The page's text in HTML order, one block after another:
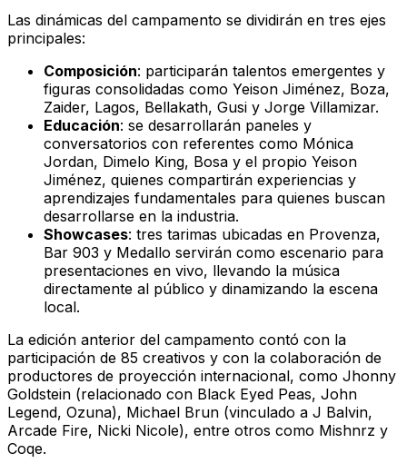
Las dinámicas del campamento se dividirán en tres ejes
principales:
Composición: participarán talentos emergentes y
figuras consolidadas como Yeison Jiménez, Boza,
Zaider, Lagos, Bellakath, Gusi y Jorge Villamizar.
Educación: se desarrollarán paneles y
conversatorios con referentes como Mónica
Jordan, Dimelo King, Bosa y el propio Yeison
Jiménez, quienes compartirán experiencias y
aprendizajes fundamentales para quienes buscan
desarrollarse en la industria.
Showcases: tres tarimas ubicadas en Provenza,
Bar 903 y Medallo servirán como escenario para
presentaciones en vivo, llevando la música
directamente al público y dinamizando la escena
local.
La edición anterior del campamento contó con la
participación de 85 creativos y con la colaboración de
productores de proyección internacional, como Jhonny
Goldstein (relacionado con Black Eyed Peas, John
Legend, Ozuna), Michael Brun (vinculado a J Balvin,
Arcade Fire, Nicki Nicole), entre otros como Mishnrz y
Coqe.